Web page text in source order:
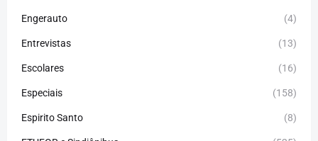
Engerauto (4)
Entrevistas (13)
Escolares (16)
Especiais (158)
Espirito Santo (8)